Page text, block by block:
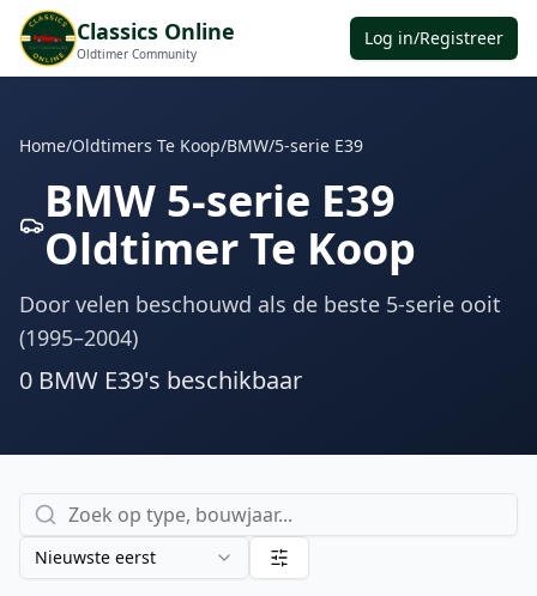
Classics Online
Oldtimer Community
Log in/Registreer
Home/Oldtimers Te Koop/BMW/5-serie E39
BMW 5-serie E39
Oldtimer Te Koop
Door velen beschouwd als de beste 5-serie ooit
(1995–2004)
0 BMW E39's beschikbaar
Nieuwste eerst